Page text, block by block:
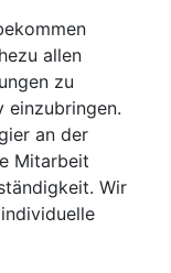
allen
zu
einzubringen.
an der
Mitarbeit
Wir